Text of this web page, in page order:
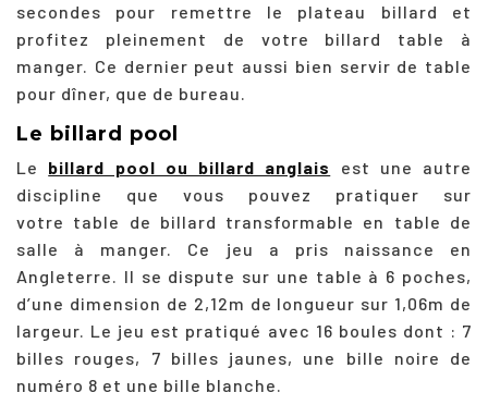
secondes pour remettre le plateau billard et
profitez pleinement de votre billard table à
manger. Ce dernier peut aussi bien servir de table
pour dîner, que de bureau.
Le billard pool
Le billard pool ou billard anglais
est une autre
discipline que vous pouvez pratiquer sur
votre table de billard transformable en table de
salle à manger. Ce jeu a pris naissance en
Angleterre. Il se dispute sur une table à 6 poches,
d’une dimension de 2,12m de longueur sur 1,06m de
largeur. Le jeu est pratiqué avec 16 boules dont : 7
billes rouges, 7 billes jaunes, une bille noire de
numéro 8 et une bille blanche.